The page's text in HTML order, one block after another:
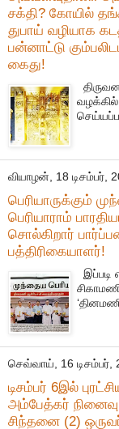
சக்தி? கோயில்
துபாய் வழியாக
பன்னாட்டு
கைது!
வியாழன், 18 டிசம்பர்,
பெரியாருக்கும்
பெரியாராம்
சொல்கிறார்
பத்திரிகையாளர்!
இப்படி
செவ்வாய், 16 டிசம்பர்,
டிசம்பர் 6இல்
அம்பேத்கர்
சிந்தனை (2)